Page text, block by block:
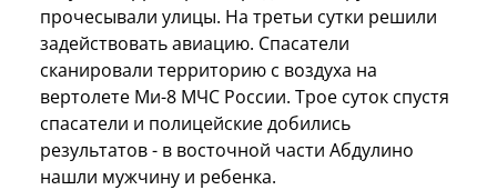
прочесывали улицы. На третьи сутки решили
задействовать авиацию. Спасатели
сканировали территорию с воздуха на
вертолете Ми-8 МЧС России. Трое суток спустя
спасатели и полицейские добились
результатов - в восточной части Абдулино
нашли мужчину и ребенка.